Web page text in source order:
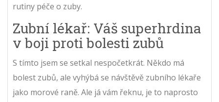
rutiny péče o zuby.
Zubní lékař: Váš superhrdina
v boji proti bolesti zubů
S tímto jsem se setkal nespočetkrát. Někdo má
bolest zubů, ale vyhýbá se návštěvě zubního lékaře
jako morové raně. Ale já vám řeknu, je to naprosto